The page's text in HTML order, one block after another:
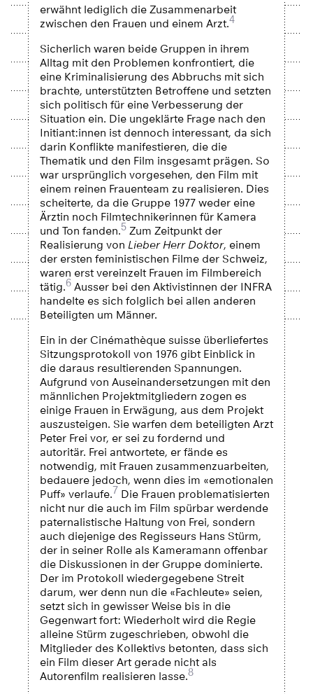
erwähnt lediglich die Zusammenarbeit
zwischen den Frauen und einem Arzt.4
Sicherlich waren beide Gruppen in ihrem
Alltag mit den Problemen konfrontiert, die
eine Kriminalisierung des Abbruchs mit sich
brachte, unterstützten Betroffene und setzten
sich politisch für eine Verbesserung der
Situation ein. Die ungeklärte Frage nach den
Initiant:innen ist dennoch interessant, da sich
darin Konflikte manifestieren, die die
Thematik und den Film insgesamt prägen. So
war ursprünglich vorgesehen, den Film mit
einem reinen Frauenteam zu realisieren. Dies
scheiterte, da die Gruppe 1977 weder eine
Ärztin noch Filmtechnikerinnen für Kamera
und Ton fanden.5Zum Zeitpunkt der
Realisierung von Lieber Herr Doktor, einem
der ersten feministischen Filme der Schweiz,
waren erst vereinzelt Frauen im Filmbereich
tätig.6Ausser bei den Aktivistinnen der INFRA
handelte es sich folglich bei allen anderen
Beteiligten um Männer.
Ein in der Cinémathèque suisse überliefertes
Sitzungsprotokoll von 1976 gibt Einblick in
die daraus resultierenden Spannungen.
Aufgrund von Auseinandersetzungen mit den
männlichen Projektmitgliedern zogen es
einige Frauen in Erwägung, aus dem Projekt
auszusteigen. Sie warfen dem beteiligten Arzt
Peter Frei vor, er sei zu fordernd und
autoritär. Frei antwortete, er fände es
notwendig, mit Frauen zusammenzuarbeiten,
bedauere jedoch, wenn dies im «emotionalen
Puff» verlaufe.7 Die Frauen problematisierten
nicht nur die auch im Film spürbar werdende
paternalistische Haltung von Frei, sondern
auch diejenige des Regisseurs Hans Stürm,
der in seiner Rolle als Kameramann offenbar
die Diskussionen in der Gruppe dominierte.
Der im Protokoll wiedergegebene Streit
darum, wer denn nun die «Fachleute» seien,
setzt sich in gewisser Weise bis in die
Gegenwart fort: Wiederholt wird die Regie
alleine Stürm zugeschrieben, obwohl die
Mitglieder des Kollektivs betonten, dass sich
ein Film dieser Art gerade nicht als
Autorenfilm realisieren lasse.8